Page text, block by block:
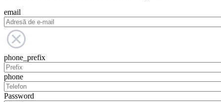
email
phone_prefix
phone
Password